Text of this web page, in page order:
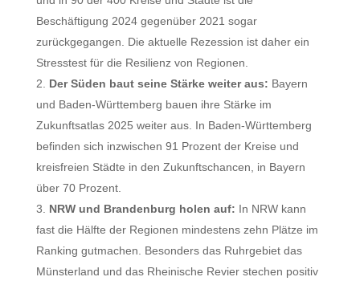
Beschäftigung 2024 gegenüber 2021 sogar
zurückgegangen. Die aktuelle Rezession ist daher ein
Stresstest für die Resilienz von Regionen.
Der Süden baut seine Stärke weiter aus: Bayern
und Baden-Württemberg bauen ihre Stärke im
Zukunftsatlas 2025 weiter aus. In Baden-Württemberg
befinden sich inzwischen 91 Prozent der Kreise und
kreisfreien Städte in den Zukunftschancen, in Bayern
über 70 Prozent.
NRW und Brandenburg holen auf: In NRW kann
fast die Hälfte der Regionen mindestens zehn Plätze im
Ranking gutmachen. Besonders das Ruhrgebiet das
Münsterland und das Rheinische Revier stechen positiv